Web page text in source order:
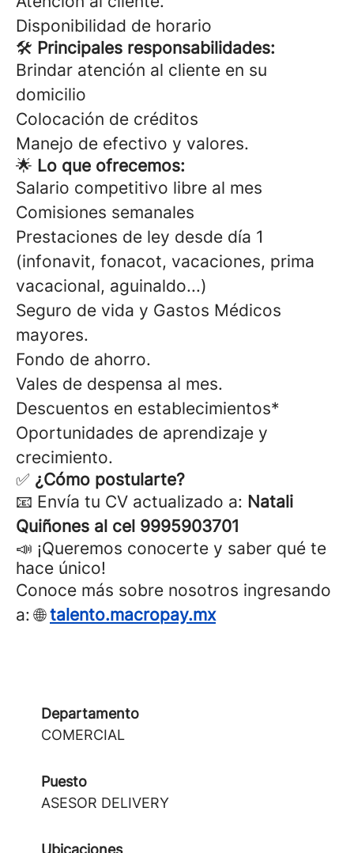
Disponibilidad de horario
🛠 Principales responsabilidades:
Brindar atención al cliente en su
domicilio
Colocación de créditos
Manejo de efectivo y valores.
🌟 Lo que ofrecemos:
Salario competitivo libre al mes
Comisiones semanales
Prestaciones de ley desde día 1
(infonavit, fonacot, vacaciones, prima
vacacional, aguinaldo...)
Seguro de vida y Gastos Médicos
mayores.
Fondo de ahorro.
Vales de despensa al mes.
Descuentos en establecimientos*
Oportunidades de aprendizaje y
crecimiento.
✅ ¿Cómo postularte?
📧 Envía tu CV actualizado a: Natali
Quiñones al cel 9995903701
📣 ¡Queremos conocerte y saber qué te
hace único!
Conoce más sobre nosotros ingresando
a: 🌐talento.macropay.mx
Departamento
COMERCIAL
Puesto
ASESOR DELIVERY
Ubicaciones